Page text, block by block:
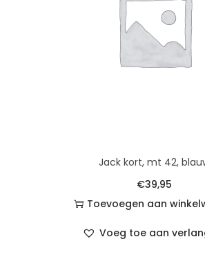
Jack kort, mt 42,
€39,95
Toevoegen aan
Voeg toe aan